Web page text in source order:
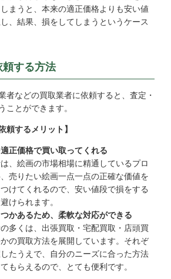
まうと、本来の適正価格よりも安い値
、結果、損をしてしまうというケース
頼する方法
者などの買取業者に依頼すると、査定・
ことができます。
頼するメリット】
正価格で買い取ってくれる
、絵画の市場相場に精通しているプロ
売りたい絵画一点一点の正確な価値を
けてくれるので、安い値段で損をする
けられます。
かあるため、柔軟な対応ができる
多くは、出張買取・宅配買取・店頭買
の買取方法を展開しています。それぞ
たうえで、自分のニーズに合った方法
もらえるので、とても便利です。